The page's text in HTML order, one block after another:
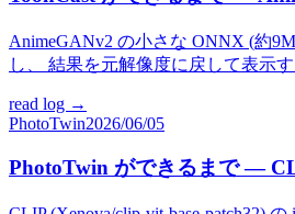
AnimeGANv2 の小さな ONNX (約
し、 結果を元解像度に戻して表示
read log →
PhotoTwin2026/06/05
PhotoTwin ができるまで —